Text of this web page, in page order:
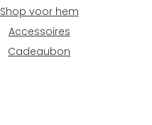
Shop voor hem
Accessoires
Cadeaubon